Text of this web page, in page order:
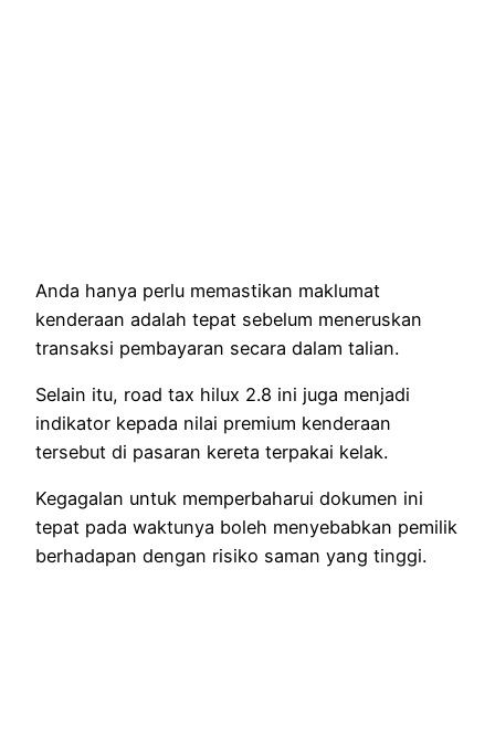
Anda hanya perlu memastikan maklumat
kenderaan adalah tepat sebelum meneruskan
transaksi pembayaran secara dalam talian.
Selain itu, road tax hilux 2.8 ini juga menjadi
indikator kepada nilai premium kenderaan
tersebut di pasaran kereta terpakai kelak.
Kegagalan untuk memperbaharui dokumen ini
tepat pada waktunya boleh menyebabkan pemilik
berhadapan dengan risiko saman yang tinggi.